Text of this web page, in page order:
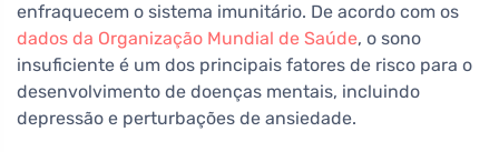
enfraquecem o sistema imunitário. De acordo com os
dados da Organização Mundial de Saúde, o sono
insuficiente é um dos principais fatores de risco para o
desenvolvimento de doenças mentais, incluindo
depressão e perturbações de ansiedade.